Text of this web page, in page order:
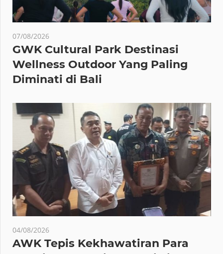
07/08/2026
GWK Cultural Park Destinasi
Wellness Outdoor Yang Paling
Diminati di Bali
04/08/2026
AWK Tepis Kekhawatiran Para